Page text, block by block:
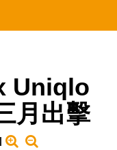
Uniqlo
月出擊
|